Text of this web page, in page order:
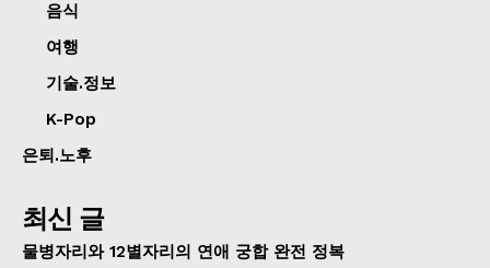
음식
여행
기술.정보
K-Pop
은퇴.노후
최신 글
물병자리와 12별자리의 연애 궁합 완전 정복